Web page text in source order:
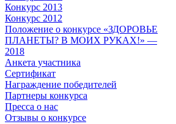
Конкурс 2013
Конкурс 2012
Положение о конкурсе «ЗДОРОВЬЕ
ПЛАНЕТЫ? В МОИХ РУКАХ!» —
2018
Анкета участника
Сертификат
Награждение победителей
Партнеры конкурса
Пресса о нас
Отзывы о конкурсе